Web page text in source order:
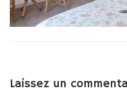
Laissez un